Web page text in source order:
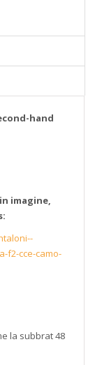
hand
imagine,
f2-cce-camo-
la subbrat 48